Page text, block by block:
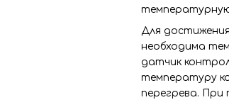
Для
необходима
датчик
температуру
перегрева.